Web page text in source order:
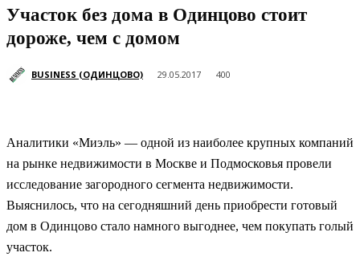
Участок без дома в Одинцово стоит
дороже, чем с домом
BUSINESS (ОДИНЦОВО) 29.05.2017 400
Аналитики «Миэль» — одной из наиболее крупных компаний
на рынке недвижимости в Москве и Подмосковья провели
исследование загородного сегмента недвижимости.
Выяснилось, что на сегодняшний день приобрести готовый
дом в Одинцово стало намного выгоднее, чем покупать голый
участок.